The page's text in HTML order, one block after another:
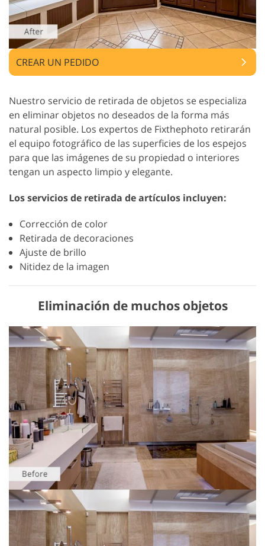
CREAR UN PEDIDO
Nuestro servicio de retirada de objetos se especializa
en eliminar objetos no deseados de la forma más
natural posible. Los expertos de Fixthephoto retirarán
el equipo fotográfico de las superficies de los espejos
para que las imágenes de su propiedad o interiores
tengan un aspecto limpio y elegante.
Los servicios de retirada de artículos incluyen:
Corrección de color
Retirada de decoraciones
Ajuste de brillo
Nitidez de la imagen
Eliminación de muchos objetos